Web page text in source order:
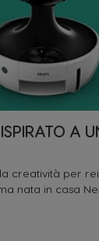
A
creatività per
nata in casa